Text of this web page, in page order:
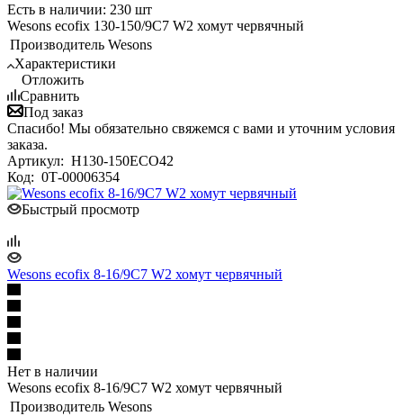
Есть в наличии: 230 шт
Wesons ecofix 130-150/9C7 W2 хомут червячный
Производитель Wesons
Характеристики
Отложить
Сравнить
Под заказ
Спасибо! Мы обязательно свяжемся с вами и уточним условия
заказа.
Артикул: H130-150ECO42
Код: 0Т-00006354
Быстрый просмотр
Wesons ecofix 8-16/9C7 W2 хомут червячный
Нет в наличии
Wesons ecofix 8-16/9C7 W2 хомут червячный
Производитель Wesons